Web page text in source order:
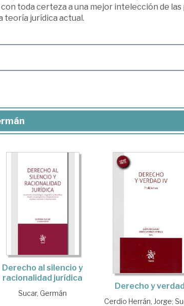
toda certeza a una mejor intelección de las
teoría jurídica actual.
Derecho al silencio y
racionalidad jurídica
Sucar, Germán
Derecho y verdad
Cerdio Herrán, Jorge;